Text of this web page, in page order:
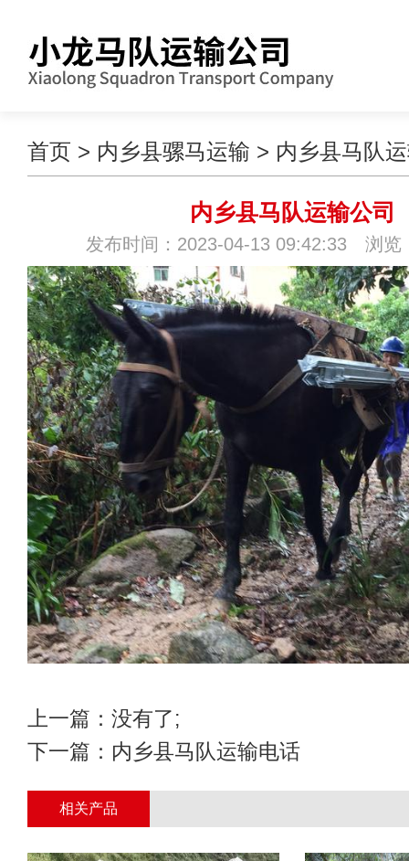
首页 > 内乡县骡马运输 > 内乡县马队
内乡县马队运输公司
发布时间：2023-04-13 09:42:33 浏览
上一篇：没有了;
下一篇： 内乡县马队运输电话
相关产品